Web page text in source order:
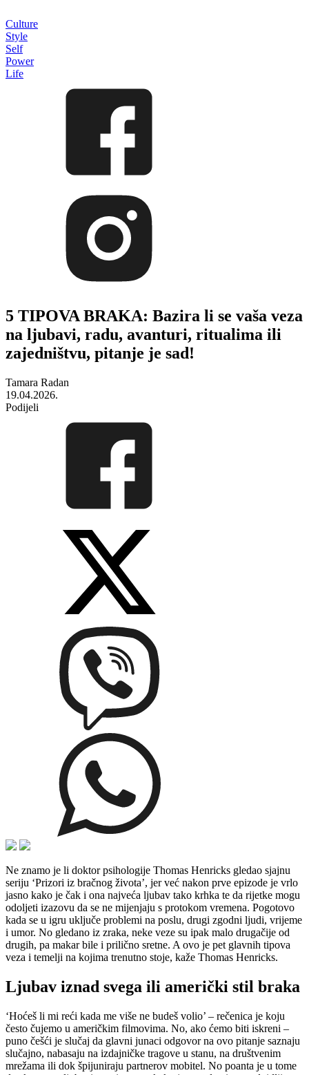
Culture
Style
Self
Power
Life
5 TIPOVA BRAKA: Bazira li se vaša veza
na ljubavi, radu, avanturi, ritualima ili
zajedništvu, pitanje je sad!
Tamara Radan
19.04.2026.
Podijeli
Ne znamo je li doktor psihologije Thomas Henricks gledao sjajnu
seriju ‘Prizori iz bračnog života’, jer već nakon prve epizode je vrlo
jasno kako je čak i ona najveća ljubav tako krhka te da rijetke mogu
odoljeti izazovu da se ne mijenjaju s protokom vremena. Pogotovo
kada se u igru uključe problemi na poslu, drugi zgodni ljudi, vrijeme
i umor. No gledano iz zraka, neke veze su ipak malo drugačije od
drugih, pa makar bile i prilično sretne. A ovo je pet glavnih tipova
veza i temelji na kojima trenutno stoje, kaže Thomas Henricks.
Ljubav iznad svega ili američki stil braka
‘Hoćeš li mi reći kada me više ne budeš volio’ – rečenica je koju
često čujemo u američkim filmovima. No, ako ćemo biti iskreni –
puno češći je slučaj da glavni junaci odgovor na ovo pitanje saznaju
slučajno, nabasaju na izdajničke tragove u stanu, na društvenim
mrežama ili dok špijuniraju partnerov mobitel. No poanta je u tome